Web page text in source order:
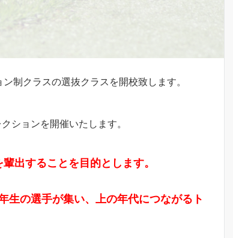
制クラスの選抜クラスを開校致します。
ションを開催いたします。
出することを目的とします。
生の選手が集い、上の年代につながるト